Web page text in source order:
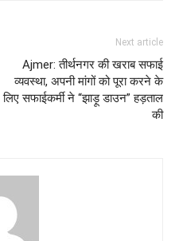
Next article
Ajmer: तीर्थनगर की खराब सफाई
व्यवस्था, अपनी मांगों को पूरा करने के
लिए सफाईकर्मी ने “झाड़ू डाउन” हड़ताल
की